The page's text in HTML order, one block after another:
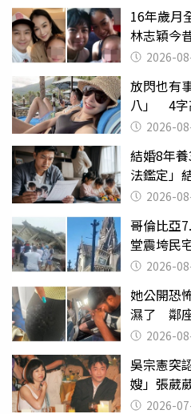
16年歲月
林志穎今
2026-
放閃也有
八」 4字
2026-
結婚8年
法鑑定」
2026-
哥倫比亞
堂震垮民
2026-
她公開恐
濕了 鄰
2026-
吳宗憲突
嫂」張葳
2026-